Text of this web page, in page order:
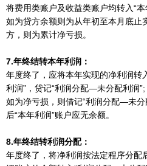
将费用类账户及收益类账户均转入“
如为贷方余额则为从年初至本月底止
方，则为累计净亏损。
7.年终结转本年利润：
年度终了，应将本年实现的净利润转
利润”，贷记“利润分配—未分配利润”;
如为净亏损，则借记“利润分配—未分
后“本年利润”账户应无余额。
8.年终结转利润分配：
年度终了，将净利润按法定程序分配